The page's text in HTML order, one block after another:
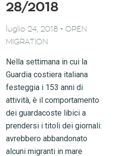
28/2018
luglio 24, 2018 - OPEN
MIGRATION
Nella settimana in cui la
Guardia costiera italiana
festeggia i 153 anni di
attività, è il comportamento
dei guardacoste libici a
prendersi i titoli dei giornali:
avrebbero abbandonato
alcuni migranti in mare